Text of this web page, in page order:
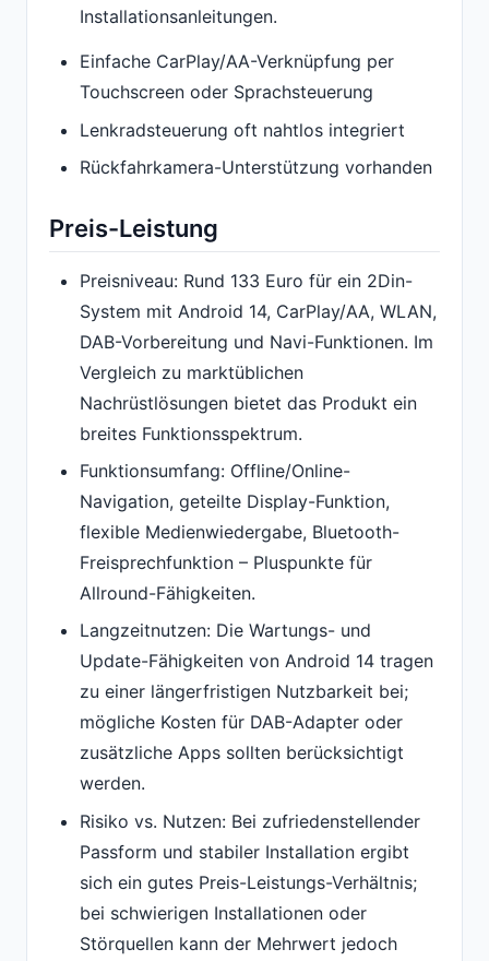
Installationsanleitungen.
Einfache CarPlay/AA-Verknüpfung per
Touchscreen oder Sprachsteuerung
Lenkradsteuerung oft nahtlos integriert
Rückfahrkamera-Unterstützung vorhanden
Preis-Leistung
Preisniveau: Rund 133 Euro für ein 2Din-
System mit Android 14, CarPlay/AA, WLAN,
DAB-Vorbereitung und Navi-Funktionen. Im
Vergleich zu marktüblichen
Nachrüstlösungen bietet das Produkt ein
breites Funktionsspektrum.
Funktionsumfang: Offline/Online-
Navigation, geteilte Display-Funktion,
flexible Medienwiedergabe, Bluetooth-
Freisprechfunktion – Pluspunkte für
Allround-Fähigkeiten.
Langzeitnutzen: Die Wartungs- und
Update-Fähigkeiten von Android 14 tragen
zu einer längerfristigen Nutzbarkeit bei;
mögliche Kosten für DAB-Adapter oder
zusätzliche Apps sollten berücksichtigt
werden.
Risiko vs. Nutzen: Bei zufriedenstellender
Passform und stabiler Installation ergibt
sich ein gutes Preis-Leistungs-Verhältnis;
bei schwierigen Installationen oder
Störquellen kann der Mehrwert jedoch